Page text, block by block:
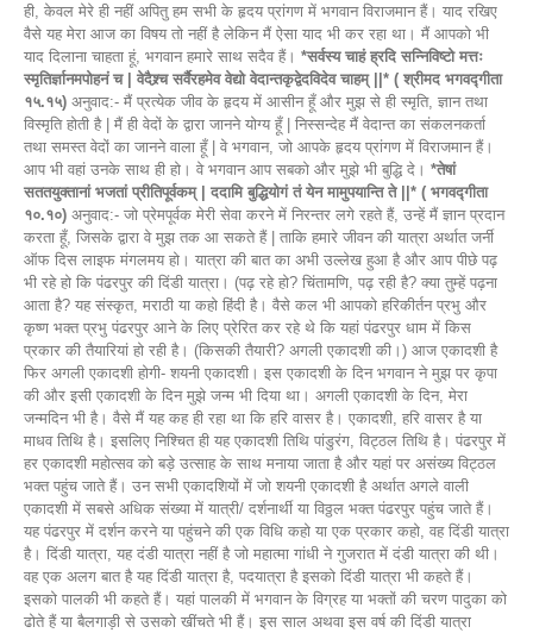
ही, केवल मेरे ही नहीं अपितु हम सभी के हृदय प्रांगण में भगवान विराजमान हैं। याद रखिए
वैसे यह मेरा आज का विषय तो नहीं है लेकिन मैं ऐसा याद भी कर रहा था। मैं आपको भी
याद दिलाना चाहता हूं, भगवान हमारे साथ सदैव हैं। *सर्वस्य चाहं ह्रदि सन्निविष्टो मत्तः
स्मृतिर्ज्ञानमपोहनं च | वेदैश्र्च सर्वैरहमेव वेद्यो वेदान्तकृद्वेदविदेव चाहम् ||* ( श्रीमद भगवद्गीता
१५.१५) अनुवाद:- मैं प्रत्येक जीव के हृदय में आसीन हूँ और मुझ से ही स्मृति, ज्ञान तथा
विस्मृति होती है | मैं ही वेदों के द्वारा जानने योग्य हूँ | निस्सन्देह मैं वेदान्त का संकलनकर्ता
तथा समस्त वेदों का जानने वाला हूँ | वे भगवान, जो आपके हृदय प्रांगण में विराजमान हैं।
आप भी वहां उनके साथ ही हो। वे भगवान आप सबको और मुझे भी बुद्धि दे। *तेषां
सततयुक्तानां भजतां प्रीतिपूर्वकम् | ददामि बुद्धियोगं तं येन मामुपयान्ति ते ||* ( भगवद्गीता
१०.१०) अनुवाद:- जो प्रेमपूर्वक मेरी सेवा करने में निरन्तर लगे रहते हैं, उन्हें मैं ज्ञान प्रदान
करता हूँ, जिसके द्वारा वे मुझ तक आ सकते हैं | ताकि हमारे जीवन की यात्रा अर्थात जर्नी
ऑफ दिस लाइफ मंगलमय हो। यात्रा की बात का अभी उल्लेख हुआ है और आप पीछे पढ़
भी रहे हो कि पंढरपुर की दिंडी यात्रा। (पढ़ रहे हो? चिंतामणि, पढ़ रही है? क्या तुम्हें पढ़ना
आता है? यह संस्कृत, मराठी या कहो हिंदी है। वैसे कल भी आपको हरिकीर्तन प्रभु और
कृष्ण भक्त प्रभु पंढरपुर आने के लिए प्रेरित कर रहे थे कि यहां पंढरपुर धाम में किस
प्रकार की तैयारियां हो रही है। (किसकी तैयारी? अगली एकादशी की।) आज एकादशी है
फिर अगली एकादशी होगी- शयनी एकादशी। इस एकादशी के दिन भगवान ने मुझ पर कृपा
की और इसी एकादशी के दिन मुझे जन्म भी दिया था। अगली एकादशी के दिन, मेरा
जन्मदिन भी है। वैसे मैं यह कह ही रहा था कि हरि वासर है। एकादशी, हरि वासर है या
माधव तिथि है। इसलिए निश्चित ही यह एकादशी तिथि पांडुरंग, विट्ठल तिथि है। पंढरपुर में
हर एकादशी महोत्सव को बड़े उत्साह के साथ मनाया जाता है और यहां पर असंख्य विट्ठल
भक्त पहुंच जाते हैं। उन सभी एकादशियों में जो शयनी एकादशी है अर्थात अगले वाली
एकादशी में सबसे अधिक संख्या में यात्री/ दर्शनार्थी या विठ्ठल भक्त पंढरपुर पहुंच जाते हैं।
यह पंढरपुर में दर्शन करने या पहुंचने की एक विधि कहो या एक प्रकार कहो, वह दिंडी यात्रा
है। दिंडी यात्रा, यह दंडी यात्रा नहीं है जो महात्मा गांधी ने गुजरात में दंडी यात्रा की थी।
वह एक अलग बात है यह दिंडी यात्रा है, पदयात्रा है इसको दिंडी यात्रा भी कहते हैं।
इसको पालकी भी कहते हैं। यहां पालकी में भगवान के विग्रह या भक्तों की चरण पादुका को
ढोते हैं या बैलगाड़ी से उसको खींचते भी हैं। इस साल अथवा इस वर्ष की दिंडी यात्रा